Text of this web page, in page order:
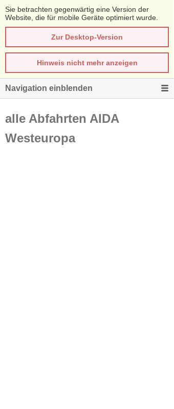
Sie betrachten gegenwärtig eine Version der
Website, die für mobile Geräte optimiert wurde.
Zur Desktop-Version
Hinweis nicht mehr anzeigen
Navigation einblenden
alle Abfahrten AIDA
Westeuropa